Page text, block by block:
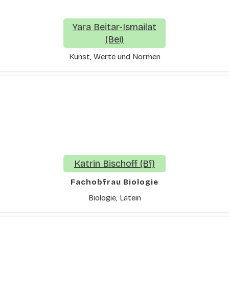
Yara Beitar-Ismailat
(Bei)
Kunst, Werte und Normen
Katrin Bischoff (Bf)
Fachobfrau Biologie
Biologie, Latein